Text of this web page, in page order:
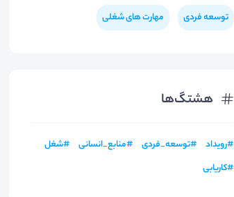
توسعه فردی مهارت های شغلی
هشتگ‌ها
#رویداد #توسعه_فردی #منابع_انسانی #شغل
#کاریابی